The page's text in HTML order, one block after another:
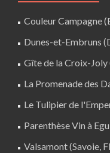
Couleur Campagne
Dunes-et-Embruns
Gîte de la Croix-Joly
La Promenade des
Le Tulipier de
Parenthèse Vin à
Valsamont (Savoie,